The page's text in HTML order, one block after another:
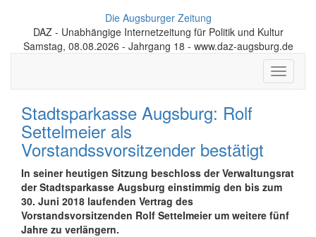
Die Augsburger Zeitung
DAZ - Unabhängige Internetzeitung für Politik und Kultur
Samstag, 08.08.2026 - Jahrgang 18 - www.daz-augsburg.de
Toggle
Stadtsparkasse Augsburg: Rolf
Settelmeier als
Vorstandssvorsitzender bestätigt
In seiner heutigen Sitzung beschloss der Verwaltungsrat
der Stadtsparkasse Augsburg einstimmig den bis zum
30. Juni 2018 laufenden Vertrag des
Vorstandsvorsitzenden Rolf Settelmeier um weitere fünf
Jahre zu verlängern.